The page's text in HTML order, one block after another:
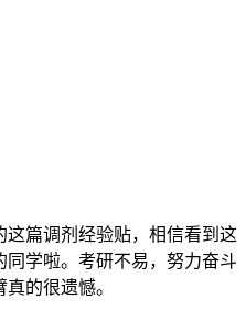
篇调剂经验贴，相信看到这
学啦。考研不易，努力奋斗
的很遗憾。